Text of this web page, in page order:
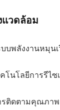
วดล้อม
บพลังงานหมุน
โนโลยีการรีไ
ติดตามคุณภาพ